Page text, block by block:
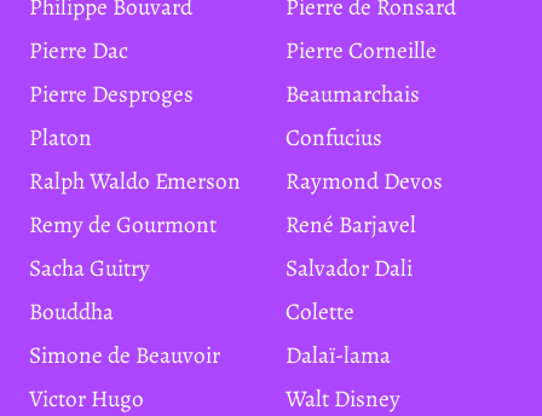
Pierre Dac
Pierre Corneille
Pierre Desproges
Beaumarchais
Platon
Confucius
Ralph Waldo Emerson
Raymond Devos
Remy de Gourmont
René Barjavel
Sacha Guitry
Salvador Dali
Bouddha
Colette
Simone de Beauvoir
Dalaï-lama
Victor Hugo
Walt Disney